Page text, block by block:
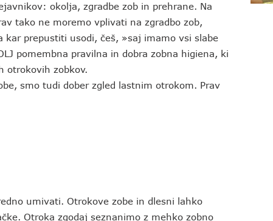
okolja, zgradbe zob in prehrane. Na
tako ne moremo vplivati na zgradbo zob,
kar prepustiti usodi, češ, »saj imamo vsi slabe
pomembna pravilna in dobra zobna higiena, ki
otrokovih zobkov.
smo tudi dober zgled lastnim otrokom. Prav
umivati. Otrokove zobe in dlesni lahko
Otroka zgodaj seznanimo z mehko zobno